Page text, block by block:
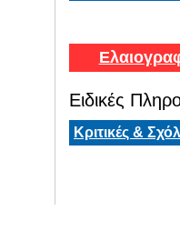
Ειδικές
Κριτικές &